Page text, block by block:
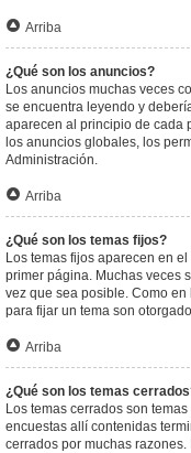
Arriba
¿Qué son los anuncios?
Los anuncios muchas veces
se encuentra leyendo y
aparecen al principio de cada
los anuncios globales, los
Administración.
Arriba
¿Qué son los temas fijos?
Los temas fijos aparecen en
primer página. Muchas veces
vez que sea posible. Como
para fijar un tema son
Arriba
¿Qué son los temas
Los temas cerrados son
encuestas allí contenidas
cerrados por muchas